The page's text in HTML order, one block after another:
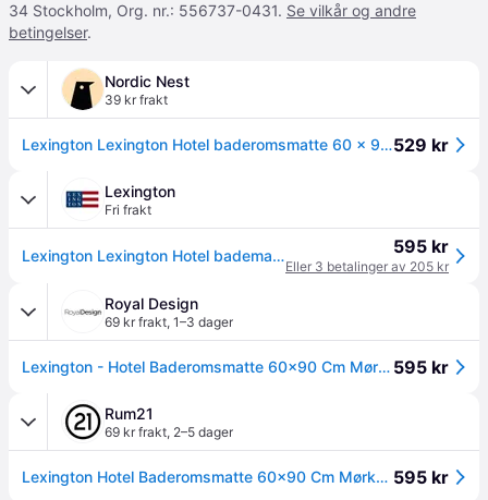
34 Stockholm, Org. nr.: 556737-0431. Se vilkår og andre
betingelser.
Nordic Nest
39 kr frakt
Lexington Lexington Hotel baderomsmatte 60 x 90 cm Dark grey529 kr
Lexington
Fri frakt
Lexington Lexington Hotel badematte 595 kr
Eller 3 betalinger av 205 kr
Royal Design
69 kr frakt, 1–3 dager
Lexington - Hotel Baderomsmatte 60x90 Cm Mørkegrå - Mørk Grå 595 kr
Rum21
69 kr frakt, 2–5 dager
Lexington Hotel Baderomsmatte 60x90 Cm Mørkegrå - Baderomsmatter Bomull Mørk Grå - 10082202-7900-P65 595 kr